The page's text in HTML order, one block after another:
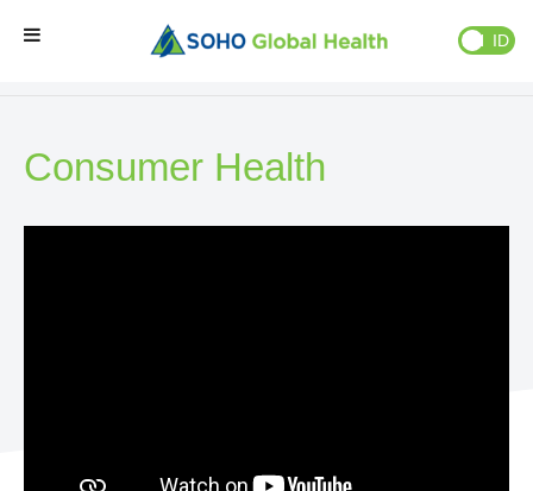
EN ID
Natural Wellness
Bisnis Kami » Consumer Health
Consumer Health